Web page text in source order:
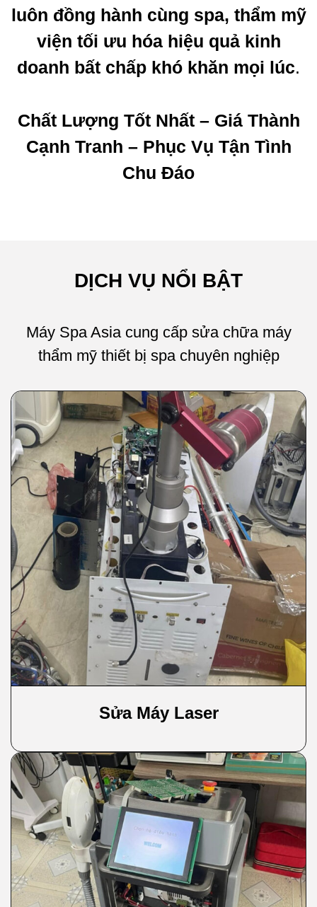
luôn đồng hành cùng spa, thẩm mỹ
viện tối ưu hóa hiệu quả kinh
doanh bất chấp khó khăn mọi lúc.
Chất Lượng Tốt Nhất – Giá Thành
Cạnh Tranh – Phục Vụ Tận Tình
Chu Đáo
DỊCH VỤ NỔI BẬT
Máy Spa Asia cung cấp sửa chữa máy
thẩm mỹ thiết bị spa chuyên nghiệp
Sửa Máy Laser